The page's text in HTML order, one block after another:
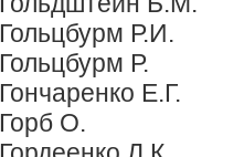
Гольцбурм Р.И.
Гольцбурм Р.
Гончаренко Е.Г.
Горб О.